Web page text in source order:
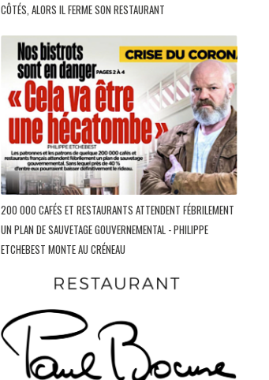
CÔTÉS, ALORS IL FERME SON RESTAURANT
200 000 CAFÉS ET RESTAURANTS ATTENDENT FÉBRILEMENT
UN PLAN DE SAUVETAGE GOUVERNEMENTAL - PHILIPPE
ETCHEBEST MONTE AU CRÉNEAU